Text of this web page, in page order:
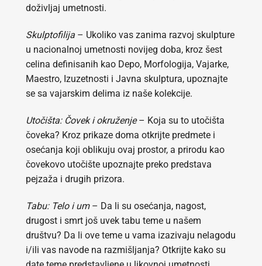
doživljaj umetnosti.
Skulptofilija– Ukoliko vas zanima razvoj skulpture
u nacionalnoj umetnosti novijeg doba, kroz šest
celina definisanih kao Depo, Morfologija, Vajarke,
Maestro, Izuzetnosti i Javna skulptura, upoznajte
se sa vajarskim delima iz naše kolekcije.
Utočišta: Čovek i okruženje– Koja su to utočišta
čoveka? Kroz prikaze doma otkrijte predmete i
osećanja koji oblikuju ovaj prostor, a prirodu kao
čovekovo utočište upoznajte preko predstava
pejzaža i drugih prizora.
Tabu: Telo i um– Da li su osećanja, nagost,
drugost i smrt još uvek tabu teme u našem
društvu? Da li ove teme u vama izazivaju nelagodu
i/ili vas navode na razmišljanja? Otkrijte kako su